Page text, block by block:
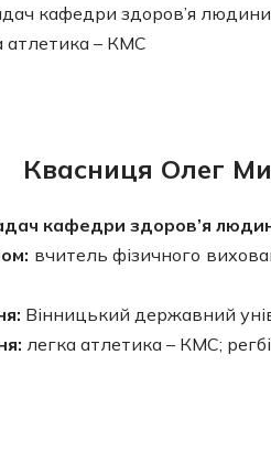
кафедри здоров’я людини
атлетика – КМС
Квасниця Олег
кафедри здоров’я
вчитель фізичного
Вінницький державний
легка атлетика – КМС;